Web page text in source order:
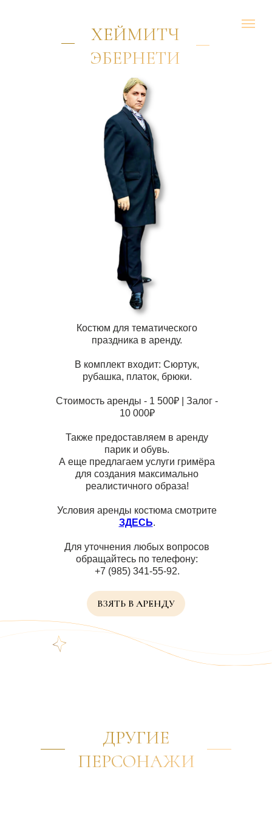
ХЕЙМИТЧ
ЭБЕРНЕТИ
Костюм для тематического
праздника в аренду.
В комплект входит: Сюртук,
рубашка, платок, брюки.
Стоимость аренды - 1 500₽ | Залог -
10 000₽
Также предоставляем в аренду
парик и обувь.
А еще предлагаем услуги гримёра
для создания максимально
реалистичного образа!
Условия аренды костюма смотрите
ЗДЕСЬ.
Для уточнения любых вопросов
обращайтесь по телефону:
+7 (985) 341-55-92.
ВЗЯТЬ В АРЕНДУ
ДРУГИЕ
ПЕРСОНАЖИ